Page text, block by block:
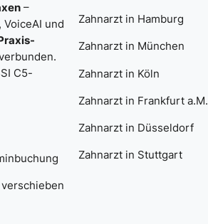
–
und
C5-
Zahnarzt in Hamburg
Zahnarzt in München
Zahnarzt in Köln
Zahnarzt in Frankfurt a.M.
Zahnarzt in Düsseldorf
Zahnarzt in Stuttgart